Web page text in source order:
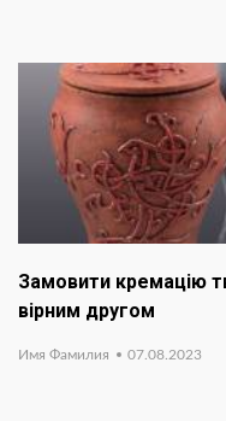
Замовити кремацію
вірним другом
Имя Фамилия 07.08.2023